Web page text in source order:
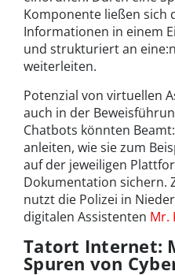
Komponente ließen sich
Informationen in einem
und strukturiert an
weiterleiten.
Potenzial von virtuellen
auch in der
Chatbots könnten
anleiten, wie sie zum
auf der jeweiligen
Dokumentation sichern.
nutzt die Polizei in
digitalen Assistenten Mr.
Tatort Internet:
Spuren von